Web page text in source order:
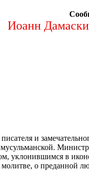
Иоанн
и
уклонившимся в
о преданной